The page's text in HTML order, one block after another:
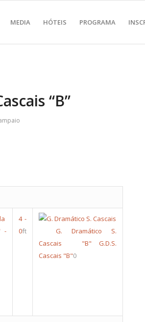
MEDIA HÓTEIS PROGRAMA
“B”
-
4-
0ft
G. Dramático S.
Cascais "B"
G.D.S.
Cascais "B"0